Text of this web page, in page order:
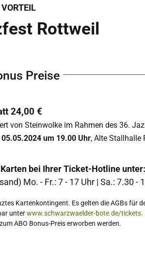
Rottweil
Preise
24,00 €
von Steinwolke im Rahmen des 36.
05.05.2024 um 19.00 Uhr, Alte Stallhalle
bei Ihrer Ticket-Hotline
Mo. - Fr.: 7 - 17 Uhr | Sa.: 7.30 -
Kartenkontingent. Es gelten die AGBs für
unterwww.schwarzwaelder-bote.de/tickets.
ABO Bonus-Preis erworben werden.